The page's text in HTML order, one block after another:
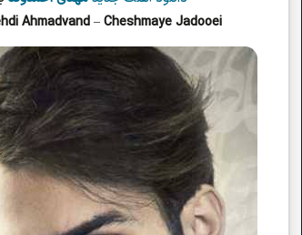
Ahmadvand–Cheshmaye Jadooei